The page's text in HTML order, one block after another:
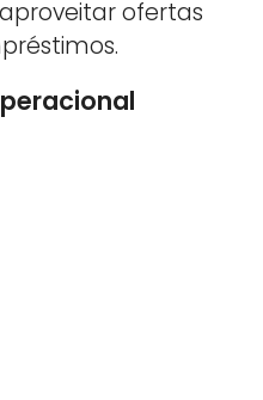
ofertas